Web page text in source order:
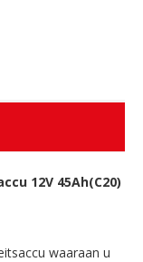
12V 45Ah(C20)
waaraan u